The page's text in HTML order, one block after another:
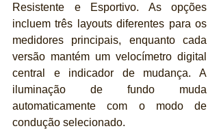
Resistente e Esportivo. As opções
incluem três layouts diferentes para os
medidores principais, enquanto cada
versão mantém um velocímetro digital
central e indicador de mudança. A
iluminação de fundo muda
automaticamente com o modo de
condução selecionado.